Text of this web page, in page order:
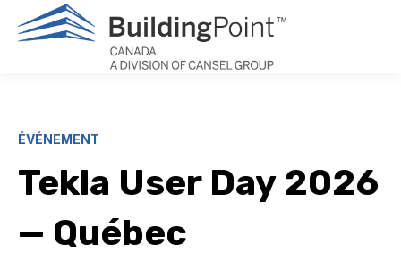
ÉVÉNEMENT
Tekla User Day 2026
— Québec